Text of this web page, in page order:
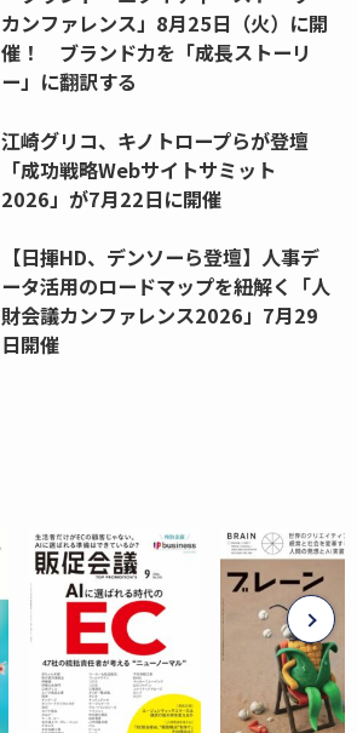
カンファレンス」8月25日（火）に開
催！ ブランド力を「成長ストーリ
ー」に翻訳する
江崎グリコ、キノトロープらが登壇
「成功戦略Webサイトサミット
2026」が7月22日に開催
【日揮HD、デンソーら登壇】人事デ
ータ活用のロードマップを紐解く「人
財会議カンファレンス2026」7月29
日開催